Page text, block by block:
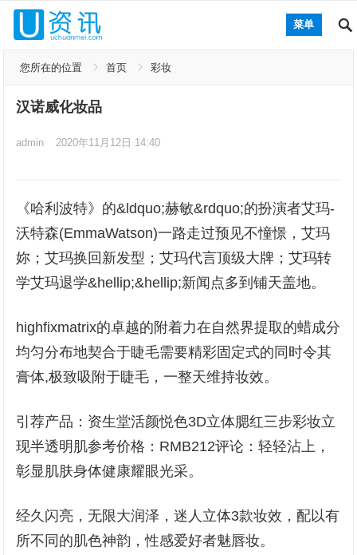
菜单
您所在的位置 首页 彩妆
汉诺威化妆品
admin 2020年11月12日 14:40
《哈利波特》的&ldquo;赫敏&rdquo;的扮演者艾玛-
沃特森(EmmaWatson)一路走过预见不憧憬，艾玛
妳；艾玛换回新发型；艾玛代言顶级大牌；艾玛转
学艾玛退学&hellip;&hellip;新闻点多到铺天盖地。
highfixmatrix的卓越的附着力在自然界提取的蜡成分
均匀分布地契合于睫毛需要精彩固定式的同时令其
膏体,极致吸附于睫毛，一整天维持妆效。
引荐产品：资生堂活颜悦色3D立体腮红三步彩妆立
现半透明肌参考价格：RMB212评论：轻轻沾上，
彰显肌肤身体健康耀眼光采。
经久闪亮，无限大润泽，迷人立体3款妆效，配以有
所不同的肌色神韵，性感爱好者魅唇妆。